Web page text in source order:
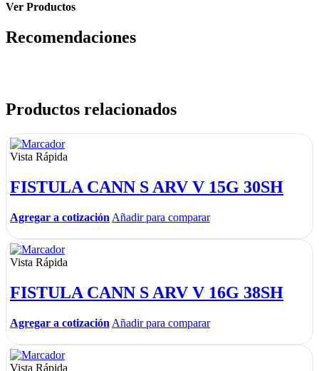
Ver Productos
Recomendaciones
Productos relacionados
Vista Rápida
FISTULA CANN S ARV V 15G 30SH
Agregar a cotización Añadir para comparar
Vista Rápida
FISTULA CANN S ARV V 16G 38SH
Agregar a cotización Añadir para comparar
Vista Rápida